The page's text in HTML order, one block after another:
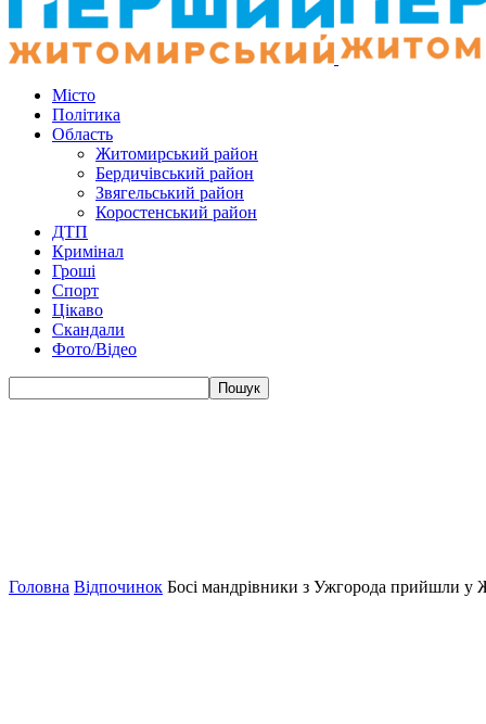
Місто
Політика
Область
Житомирський район
Бердичівський район
Звягельський район
Коростенський район
ДТП
Кримінал
Гроші
Спорт
Цікаво
Скандали
Фото/Відео
Головна Відпочинок Босі мандрівники з Ужгорода прийшли у